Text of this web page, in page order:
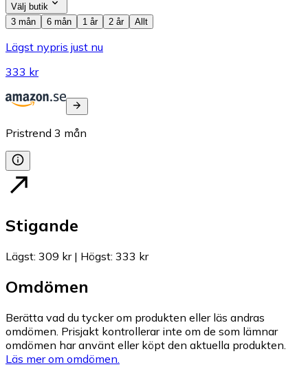
Välj butik
3 mån
6 mån 1 år 2 år Allt
Lägst nypris just nu
333 kr
Pristrend 3 mån
Stigande
Lägst: 309 kr| Högst: 333 kr
Omdömen
Berätta vad du tycker om produkten eller läs andras
omdömen. Prisjakt kontrollerar inte om de som lämnar
omdömen har använt eller köpt den aktuella produkten.
Läs mer om omdömen.